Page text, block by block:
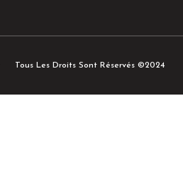
Tous Les Droits Sont Réservés ©2024